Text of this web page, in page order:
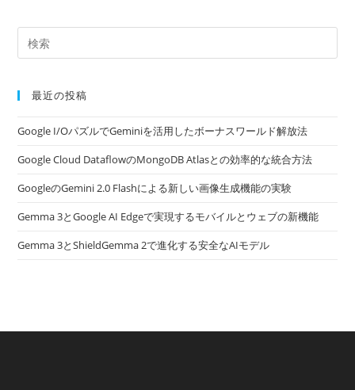
最近の投稿
Google I/OパズルでGeminiを活用したボーナスワールド解放法
Google Cloud DataflowのMongoDB Atlasとの効率的な統合方法
GoogleのGemini 2.0 Flashによる新しい画像生成機能の実験
Gemma 3とGoogle AI Edgeで実現するモバイルとウェブの新機能
Gemma 3とShieldGemma 2で進化する安全なAIモデル